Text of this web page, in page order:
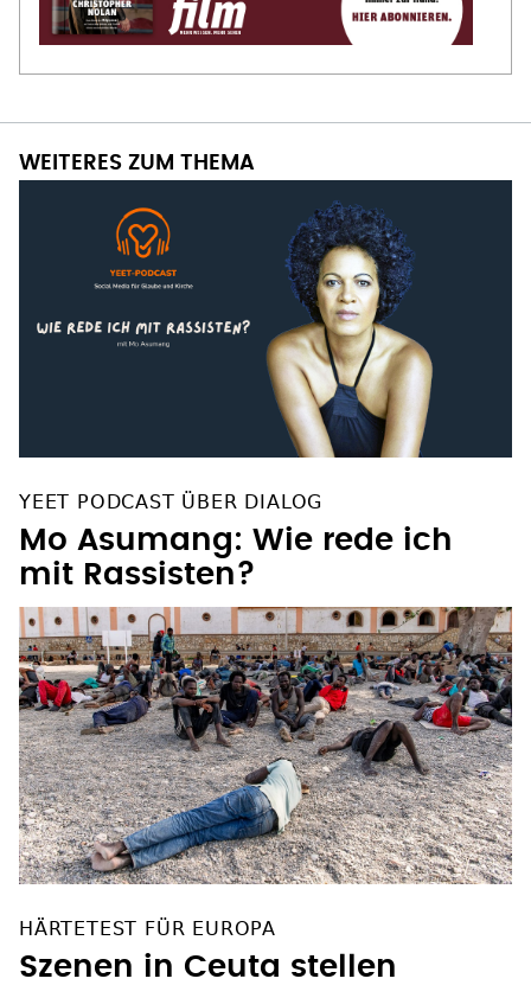
WEITERES ZUM THEMA
YEET PODCAST ÜBER DIALOG
Mo Asumang: Wie rede ich
mit Rassisten?
HÄRTETEST FÜR EUROPA
Szenen in Ceuta stellen